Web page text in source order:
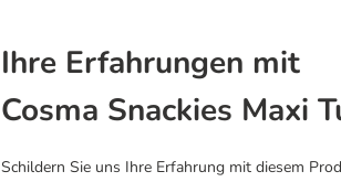
Ihre Erfahrungen mit
Cosma Snackies Maxi
Schildern Sie uns Ihre Erfahrung mit diesem